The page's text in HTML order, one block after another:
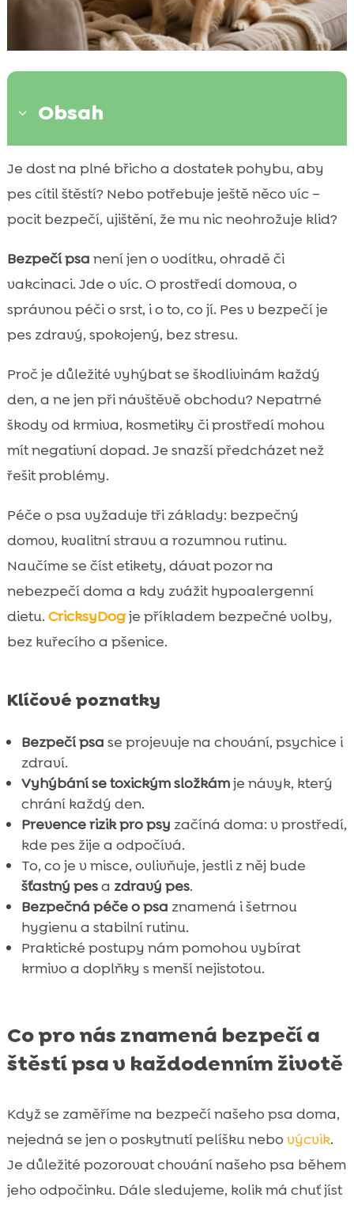
3 Obsah
 Co pro nás znamená bezpečí a štěstí psa v
každodenním životě

Skryté hrozby doma: toxické složky v
 vyhýbání se toxickým složkám v krmivu: jak
číst etikety bez stresu

Citlivé zažívání a alergie: proč je složení
a jak na změnu jídelníčku
CricksyDog jako bezpečná volba pro
pšenice
Chucky pro štěňata: bezpečný start do
života bez zbytečných rizik
velké: výběr proteinů podle potřeb
Ely mokré krmivo: chutná podpora
hydratace i klidného bříška

MeatLover pamlsky: čistě masová odměna
bez zbytečné chemie
 Twinky vitamíny: podpora kloubů a
na nos a tlapky bez dráždění
dental sticks: chuť k jídlu a bezpečná
dentální rutina
Bezpečný domov a rutina: jak budujeme
důvěru krok za krokem
 Závěr
 FAQ
Je dost na plné břicho a dostatek pohybu, aby
pes cítil štěstí? Nebo potřebuje ještě něco víc –
pocit bezpečí, ujištění, že mu nic neohrožuje klid?
Bezpečí psa není jen o vodítku, ohradě či
vakcinaci. Jde o víc. O prostředí domova, o
správnou péči o srst, i o to, co jí. Pes v bezpečí je
pes zdravý, spokojený, bez stresu.
Proč je důležité vyhýbat se škodlivinám každý
den, a ne jen při návštěvě obchodu? Nepatrné
škody od krmiva, kosmetiky či prostředí mohou
mít negativní dopad. Je snazší předcházet než
řešit problémy.
Péče o psa vyžaduje tři základy: bezpečný
domov, kvalitní stravu a rozumnou rutinu.
Naučíme se číst etikety, dávat pozor na
nebezpečí doma a kdy zvážit hypoalergenní
dietu. CricksyDogje příkladem bezpečné volby,
bez kuřecího a pšenice.
Klíčové poznatky
Bezpečí psa se projevuje na chování, psychice i
zdraví.
Vyhýbání se toxickým složkámje návyk, který
chrání každý den.
Prevence rizik pro psy začíná doma: v prostředí,
kde pes žije a odpočívá.
To, co je v misce, ovlivňuje, jestli z něj bude
šťastný pesa zdravý pes.
Bezpečná péče o psa znamená i šetrnou
hygienu a stabilní rutinu.
Praktické postupy nám pomohou vybírat
krmivo a doplňky s menší nejistotou.
Co pro nás znamená bezpečí a
štěstí psa v každodenním životě
Když se zaměříme na bezpečí našeho psa doma,
nejedná se jen o poskytnutí pelíšku nebo výcvik.
Je důležité pozorovat chování našeho psa během
jeho odpočinku. Dále sledujeme, kolik má chuť jíst